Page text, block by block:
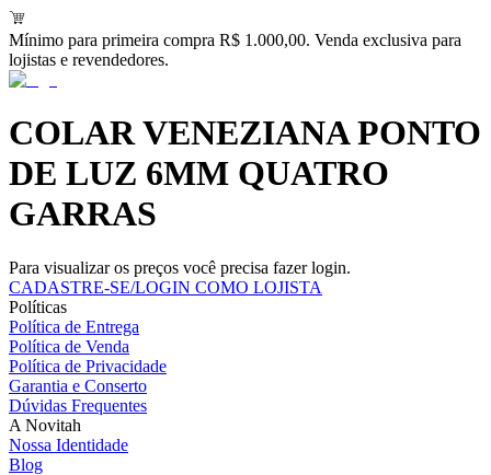
Mínimo para primeira compra R$ 1.000,00. Venda exclusiva para
lojistas e revendedores.
COLAR VENEZIANA PONTO
DE LUZ 6MM QUATRO
GARRAS
Para visualizar os preços você precisa fazer login.
CADASTRE-SE/LOGIN COMO LOJISTA
Políticas
Política de Entrega
Política de Venda
Política de Privacidade
Garantia e Conserto
Dúvidas Frequentes
A Novitah
Nossa Identidade
Blog